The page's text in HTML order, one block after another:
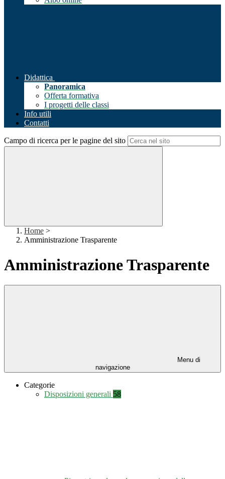
Didattica
Panoramica
Offerta formativa
I progetti delle classi
Info utili
Contatti
Campo di ricerca per le pagine del sito
Home >
Amministrazione Trasparente
Amministrazione Trasparente
Menu di
navigazione
Categorie
Disposizioni generali 58